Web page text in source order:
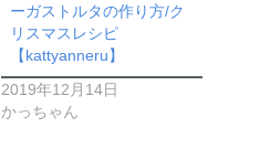
ーガストルタの作り方/ク
リスマスレシピ
【kattyanneru】
2019年12月14日
かっちゃん